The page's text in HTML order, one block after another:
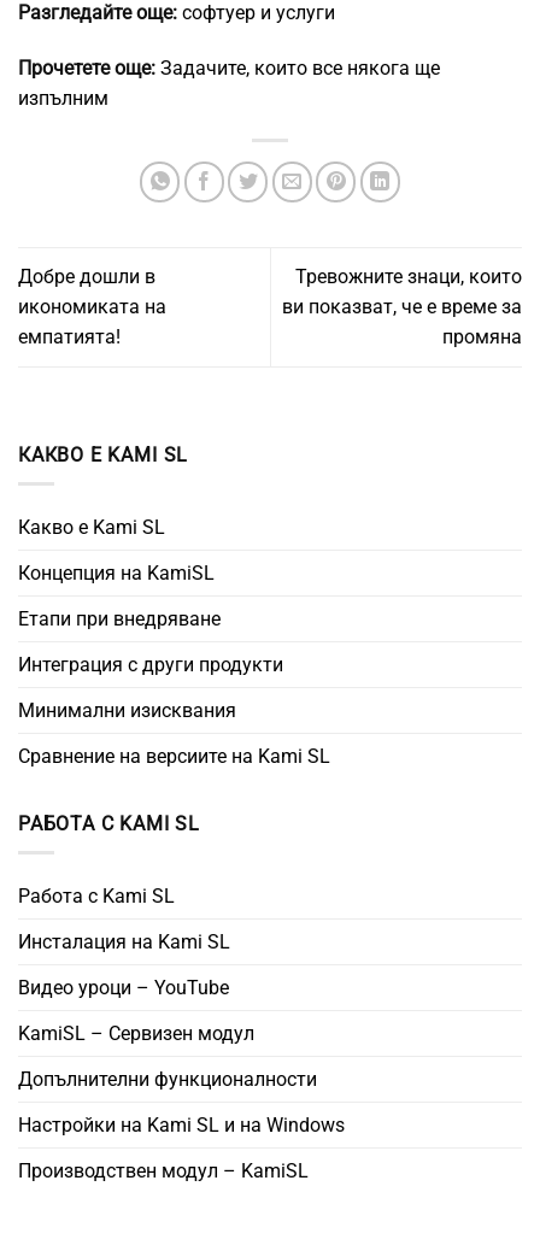
Разгледайте още: софтуер и услуги
Прочетете още: Задачите, които все някога ще
изпълним
Добре дошли в
икономиката на
емпатията!
Тревожните знаци, които
ви показват, че е време за
промяна
КАКВО Е KAMI SL
Какво е Kami SL
Концепция на KamiSL
Етапи при внедряване
Интеграция с други продукти
Минимални изисквания
Сравнение на версиите на Kami SL
РАБОТА С KAMI SL
Работа с Kami SL
Инсталация на Kami SL
Видео уроци – YouTube
KamiSL – Сервизен модул
Допълнителни функционалности
Настройки на Kami SL и на Windows
Производствен модул – KamiSL